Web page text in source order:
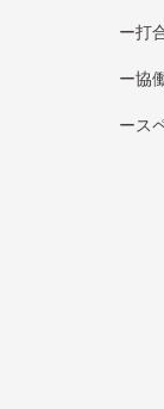
打
協
ス